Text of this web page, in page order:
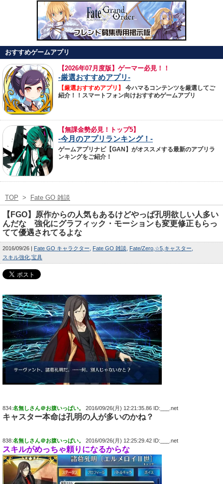
おすすめゲームアプリ
【2026年07月度版】ゲーマー必見！！
-厳選おすすめアプリ-
【厳選おすすめアプリ】
今ハマるコンテンツを厳選してご
紹介！！スマートフォン向けおすすめゲームアプリ
【無課金勢必見！トップ5】
-今月のアプリランキング！-
ゲームアプリナビ【GAN】がオススメする最新のアプリラ
ンキングをご紹介！
TOP > Fate GO 雑談
【FGO】原作からの人気もあるけどやっぱ孔明欲しい人多い
んだな 強化にグラフィック・モーションも変更修正もらっ
てて優遇されてるよな
2016/09/26 Fate GO キャラクター Fate GO 雑談 Fate/Zero ☆5 キャスター
スキル強化 宝具
834:名無しさん＠お腹いっぱい。 2016/09/26(月) 12:21:35.86 ID:___.net
キャスター本命は孔明の人が多いのかね？
838:名無しさん＠お腹いっぱい。 2016/09/26(月) 12:25:29.42 ID:___.net
スキルがめっちゃ頼りになるからな